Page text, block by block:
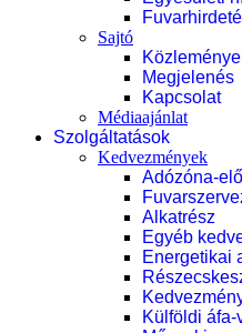
Sajtó
Megjelenés
Kapcsolat
Médiaajánlat
Szolgáltatások
Kedvezmények
Adózóna-
Alkatrész
Egyéb
Energetikai
Külföldi